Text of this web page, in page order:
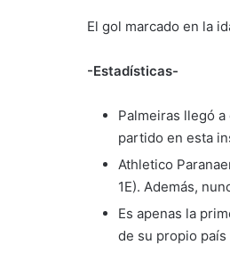
El gol marcado en la
-Estadísticas-
Palmeiras llegó
partido en esta
Athletico
1E). Además,
Es apenas la
de su propio